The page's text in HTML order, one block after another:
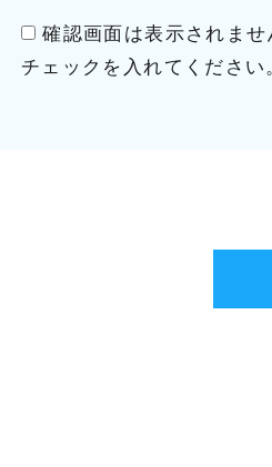
確認画面は表示されま
チェックを入れてください